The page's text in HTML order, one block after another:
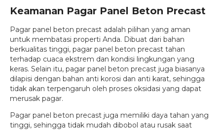
Keamanan Pagar Panel Beton Precast
Pagar panel beton precast adalah pilihan yang aman
untuk membatasi properti Anda. Dibuat dari bahan
berkualitas tinggi, pagar panel beton precast tahan
terhadap cuaca ekstrem dan kondisi lingkungan yang
keras. Selain itu, pagar panel beton precast juga biasanya
dilapisi dengan bahan anti korosi dan anti karat, sehingga
tidak akan terpengaruh oleh proses oksidasi yang dapat
merusak pagar.
Pagar panel beton precast juga memiliki daya tahan yang
tinggi, sehingga tidak mudah dibobol atau rusak saat